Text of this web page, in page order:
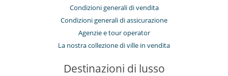
Condizioni generali di vendita
Condizioni generali di assicurazione
Agenzie e tour operator
La nostra collezione di ville in vendita
Destinazioni di lusso